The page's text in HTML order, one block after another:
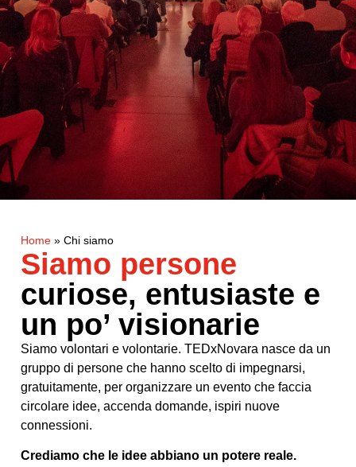
Home » Chi siamo
Siamo persone
curiose, entusiaste e
un po’ visionarie
Siamo volontari e volontarie. TEDxNovara nasce da un
gruppo di persone che hanno scelto di impegnarsi,
gratuitamente, per organizzare un evento che faccia
circolare idee, accenda domande, ispiri nuove
connessioni.
Crediamo che le idee abbiano un potere reale.